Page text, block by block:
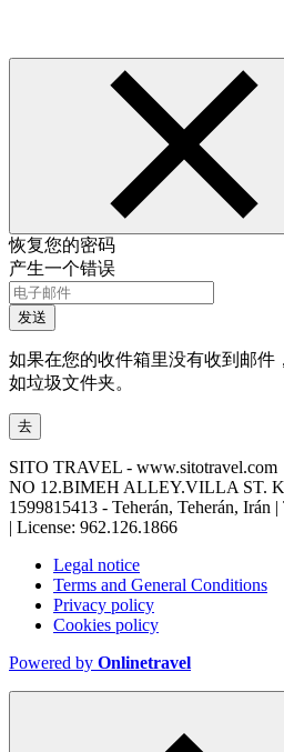
恢复您的密码
产生一个错误
发送
如果在您的收件箱里没有收到邮件
如垃圾文件夹。
去
SITO TRAVEL - www.sitotravel.com
NO 12.BIMEH ALLEY.VILLA ST.
1599815413 - Teherán, Teherán, Irán |
| License: 962.126.1866
Legal notice
Terms and General Conditions
Privacy policy
Cookies policy
Powered by Onlinetravel